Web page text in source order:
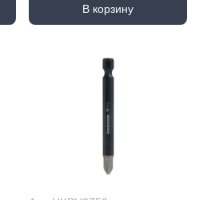
В корзину